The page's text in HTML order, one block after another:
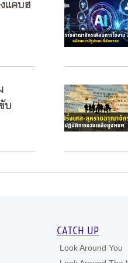
แคบฮ
บ
CATCH UP
Look Around You